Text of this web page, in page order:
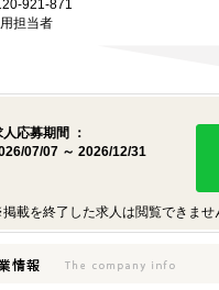
921-871
担当者
人応募期間 ：
07/07 ～ 2026/12/31
載を終了した求人は閲覧できませ